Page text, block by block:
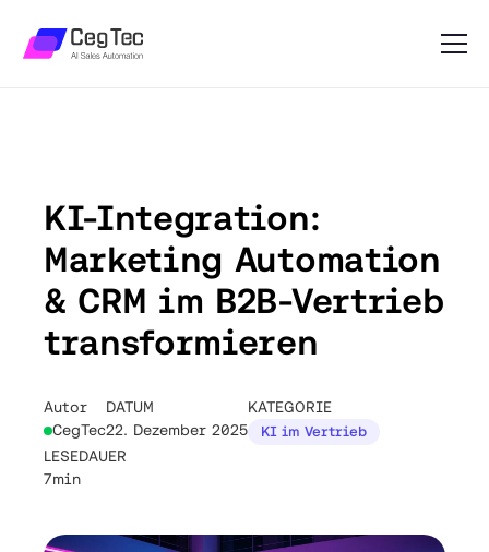
KI-Integration:
Marketing Automation
& CRM im B2B-Vertrieb
transformieren
Autor
CegTec
DATUM
22. Dezember 2025
KATEGORIE
KI im Vertrieb
LESEDAUER
7min